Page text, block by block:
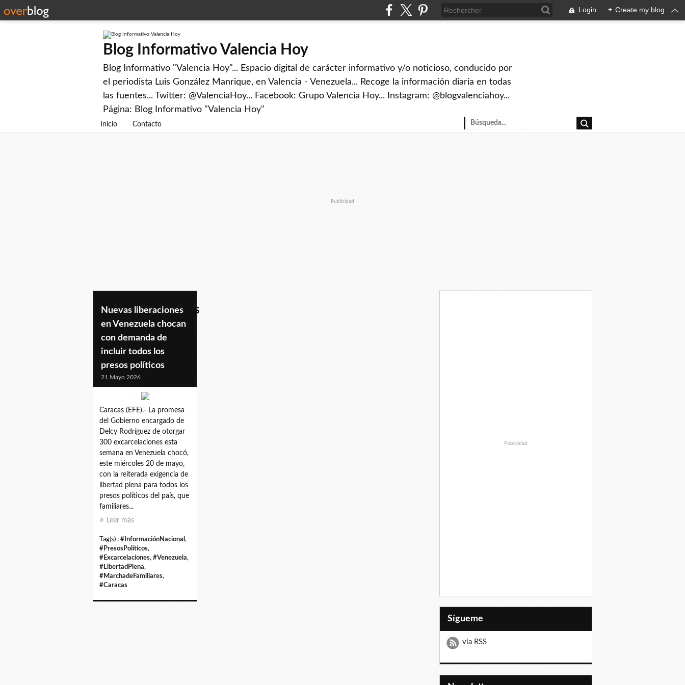
Login + Create my blog
Blog Informativo Valencia Hoy
Blog Informativo "Valencia Hoy"... Espacio digital de carácter informativo y/o noticioso, conducido por
el periodista Luis González Manrique, en Valencia - Venezuela... Recoge la información diaria en todas
las fuentes... Twitter: @ValenciaHoy... Facebook: Grupo Valencia Hoy... Instagram: @blogvalenciahoy...
Página: Blog Informativo "Valencia Hoy"
Inicio Contacto
Publicidad
marchadefamiliares
Nuevas liberaciones
en Venezuela chocan
con demanda de
incluir todos los
presos políticos
21 Mayo 2026
Caracas (EFE).- La promesa
del Gobierno encargado de
Delcy Rodríguez de otorgar
300 excarcelaciones esta
semana en Venezuela chocó,
este miércoles 20 de mayo,
con la reiterada exigencia de
libertad plena para todos los
presos políticos del país, que
familiares...
Leer más
Tag(s) : #InformaciónNacional ,
#PresosPolíticos,
#Excarcelaciones, #Venezuela,
#LibertadPlena,
#MarchadeFamiliares,
#Caracas
Publicidad
Sígueme
via RSS